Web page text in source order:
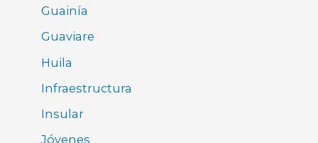
Guainía
Guaviare
Huila
Infraestructura
Insular
Jóvenes